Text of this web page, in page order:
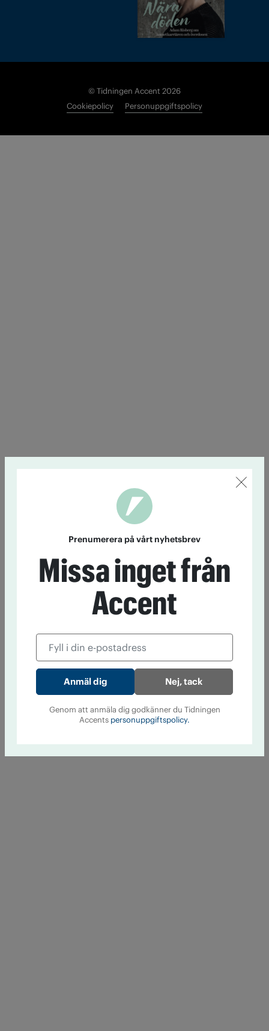
© Tidningen Accent 2026
Cookiepolicy
Personuppgiftspolicy
Prenumerera på vårt nyhetsbrev
Missa inget från
Accent
Nej, tack
Genom att anmäla dig godkänner du Tidningen
Accents personuppgiftspolicy.